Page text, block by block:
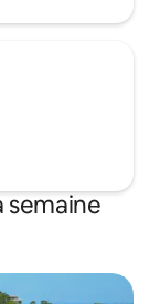
semaine